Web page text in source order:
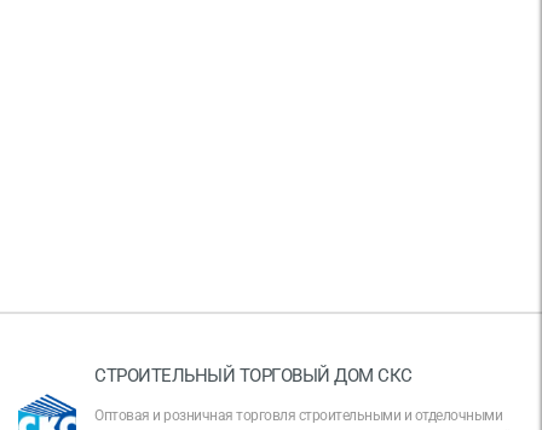
СТРОИТЕЛЬНЫЙ ТОРГОВЫЙ ДОМ СКС
Оптовая и розничная торговля строительными и отделочными